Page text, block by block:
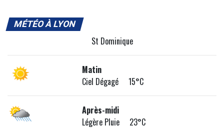
MÉTÉO À LYON
St Dominique
Matin
Ciel Dégagé 15°C
Après-midi
Légère Pluie 23°C